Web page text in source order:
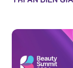
TRI ÂN DIỄN